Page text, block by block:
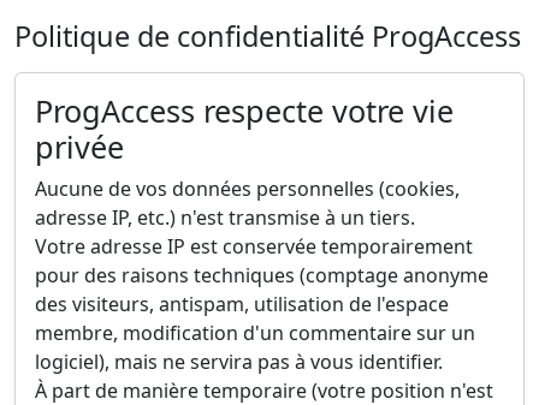
Politique de confidentialité ProgAccess
ProgAccess respecte votre vie
privée
Aucune de vos données personnelles (cookies,
adresse IP, etc.) n'est transmise à un tiers.
Votre adresse IP est conservée temporairement
pour des raisons techniques (comptage anonyme
des visiteurs, antispam, utilisation de l'espace
membre, modification d'un commentaire sur un
logiciel), mais ne servira pas à vous identifier.
À part de manière temporaire (votre position n'est